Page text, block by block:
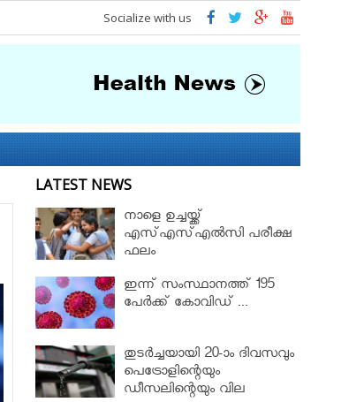
Socialize with us
LATEST NEWS
നാളെ ഉച്ചയ്ക്ക്
എസ്എസ്എല്‍സി പരീക്ഷ
ഫലം
ഇന്ന് സംസ്ഥാനത്ത് 195
പേര്‍ക്ക് കോവിഡ് ...
തുടർച്ചയായി 20-ാം ദിവസവും
പെട്രോളിന്റെയും
ഡീസലിന്റെയും വില